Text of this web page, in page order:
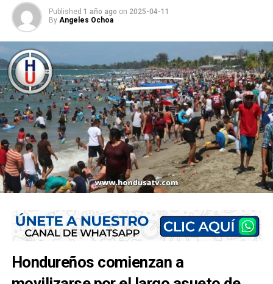
Published 1 año ago on 2025-04-11
By Angeles Ochoa
Hondureños comienzan a